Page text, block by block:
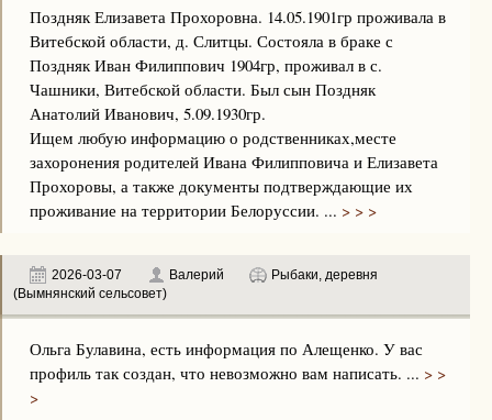
Поздняк Елизавета Прохоровна. 14.05.1901гр проживала в
Витебской области, д. Слитцы. Состояла в браке с
Поздняк Иван Филиппович 1904гр, проживал в с.
Чашники, Витебской области. Был сын Поздняк
Анатолий Иванович, 5.09.1930гр.
Ищем любую информацию о родственниках,месте
захоронения родителей Ивана Филипповича и Елизавета
Прохоровы, а также документы подтверждающие их
проживание на территории Белоруссии. ... > > >
2026-03-07 Валерий
Рыбаки, деревня
(Вымнянский сельсовет)
Ольга Булавина, есть информация по Алещенко. У вас
профиль так создан, что невозможно вам написать. ... > >
>